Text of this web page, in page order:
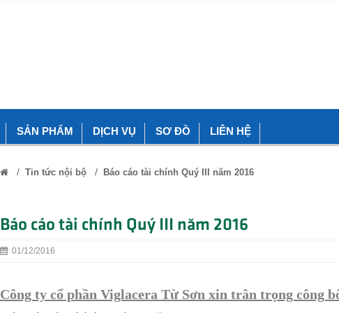
SẢN PHẨM DỊCH VỤ SƠ ĐỒ LIÊN HỆ
/ Tin tức nội bộ/ Báo cáo tài chính Quý III năm 2016
Báo cáo tài chính Quý III năm 2016
01/12/2016
Công ty cổ phần Viglacera Từ Sơn xin trân trọng công